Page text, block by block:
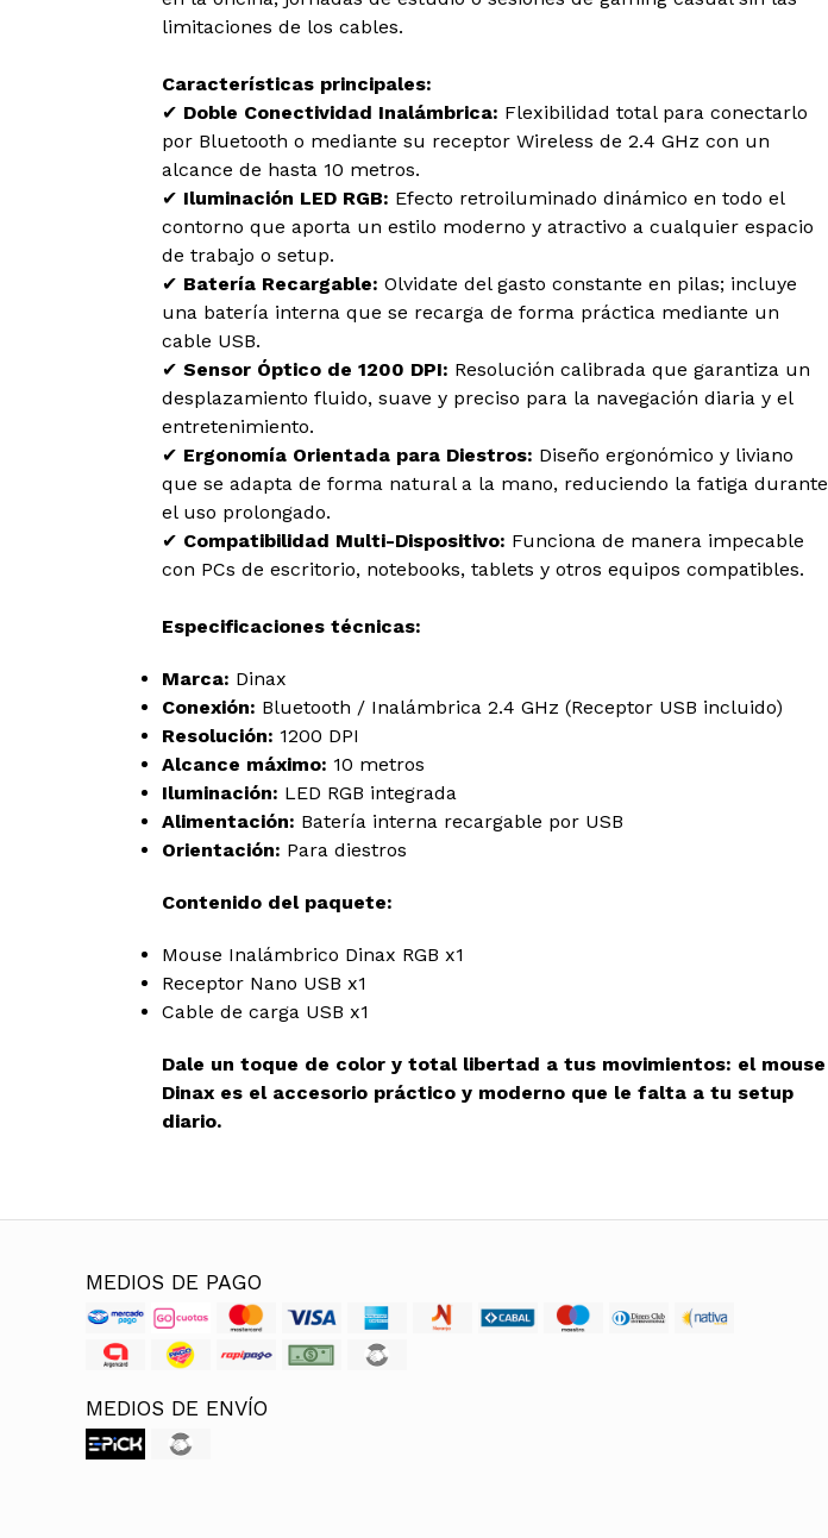
limitaciones de los cables.
Características principales:
✔ Doble Conectividad Inalámbrica: Flexibilidad total para conectarlo
por Bluetooth o mediante su receptor Wireless de 2.4 GHz con un
alcance de hasta 10 metros.
✔ Iluminación LED RGB: Efecto retroiluminado dinámico en todo el
contorno que aporta un estilo moderno y atractivo a cualquier espacio
de trabajo o setup.
✔ Batería Recargable: Olvidate del gasto constante en pilas; incluye
una batería interna que se recarga de forma práctica mediante un
cable USB.
✔ Sensor Óptico de 1200 DPI: Resolución calibrada que garantiza un
desplazamiento fluido, suave y preciso para la navegación diaria y el
entretenimiento.
✔ Ergonomía Orientada para Diestros: Diseño ergonómico y liviano
que se adapta de forma natural a la mano, reduciendo la fatiga durante
el uso prolongado.
✔ Compatibilidad Multi-Dispositivo: Funciona de manera impecable
con PCs de escritorio, notebooks, tablets y otros equipos compatibles.
Especificaciones técnicas:
Marca: Dinax
Conexión: Bluetooth / Inalámbrica 2.4 GHz (Receptor USB incluido)
Resolución: 1200 DPI
Alcance máximo: 10 metros
Iluminación: LED RGB integrada
Alimentación: Batería interna recargable por USB
Orientación: Para diestros
Contenido del paquete:
Mouse Inalámbrico Dinax RGB x1
Receptor Nano USB x1
Cable de carga USB x1
Dale un toque de color y total libertad a tus movimientos: el mouse
Dinax es el accesorio práctico y moderno que le falta a tu setup
diario.
MEDIOS DE PAGO
MEDIOS DE ENVÍO